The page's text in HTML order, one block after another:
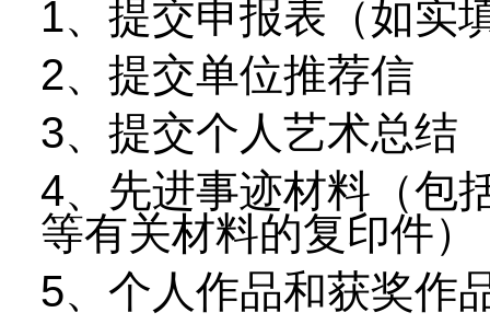
1、提交申报表（如实
2、提交单位推荐信
3、提交个人艺术总结
4、先进事迹材料（包
等有关材料的复印件）
5、个人作品和获奖作